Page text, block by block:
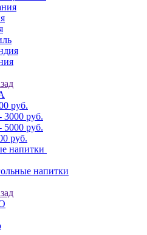
руб.
3000 руб.
5000 руб.
руб.
напитки
напитки